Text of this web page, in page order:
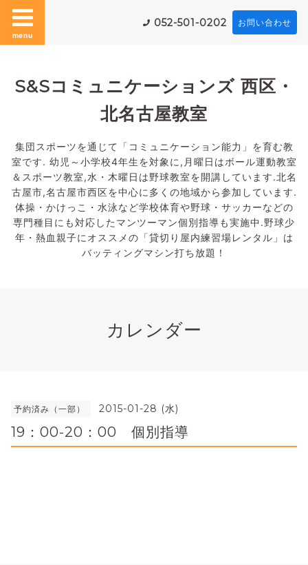
menu
052-501-0202 お問い合わせ
S&Sコミュニケーションズ 西区・
北名古屋教室
集団スポーツを通じて「コミュニケーション能力」を育む教
室です. 幼児～小学校4年生を対象に,月曜日はボール運動教室
＆スポーツ教室,水・木曜日は野球教室を開講しています.北名
古屋市,名古屋市西区を中心に多くの地域から参加しています.
体操・かけっこ・水泳など学校体育や野球・サッカーなどの
専門種目にも対応したマンツーマン個別指導も実施中.野球少
年・熱血親子にオススメの「貸切り屋内練習場レンタル」は
バッティングマシン打ち放題！
カレンダー
予約済み（一部） 2015-01-28 (水)
19：00-20：00 個別指導